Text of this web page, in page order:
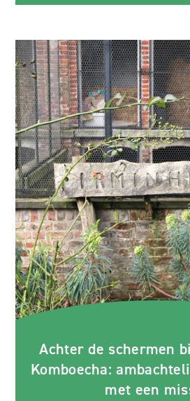
Achter de schermen
Komboecha:
met een